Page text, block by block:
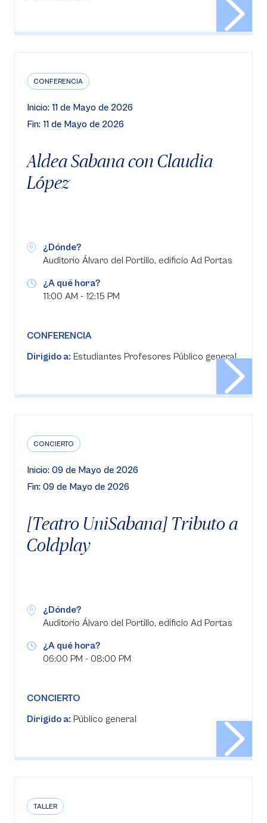
CONFERENCIA
Inicio: 11 de Mayo de 2026
Fin: 11 de Mayo de 2026
Aldea Sabana con Claudia
López
¿Dónde?
Auditorio Álvaro del Portillo, edificio Ad Portas
¿A qué hora?
11:00 AM - 12:15 PM
CONFERENCIA
Dirigido a: Estudiantes Profesores Público general
CONCIERTO
Inicio: 09 de Mayo de 2026
Fin: 09 de Mayo de 2026
[Teatro UniSabana] Tributo a
Coldplay
¿Dónde?
Auditorio Álvaro del Portillo, edificio Ad Portas
¿A qué hora?
06:00 PM - 08:00 PM
CONCIERTO
Dirigido a: Público general
TALLER